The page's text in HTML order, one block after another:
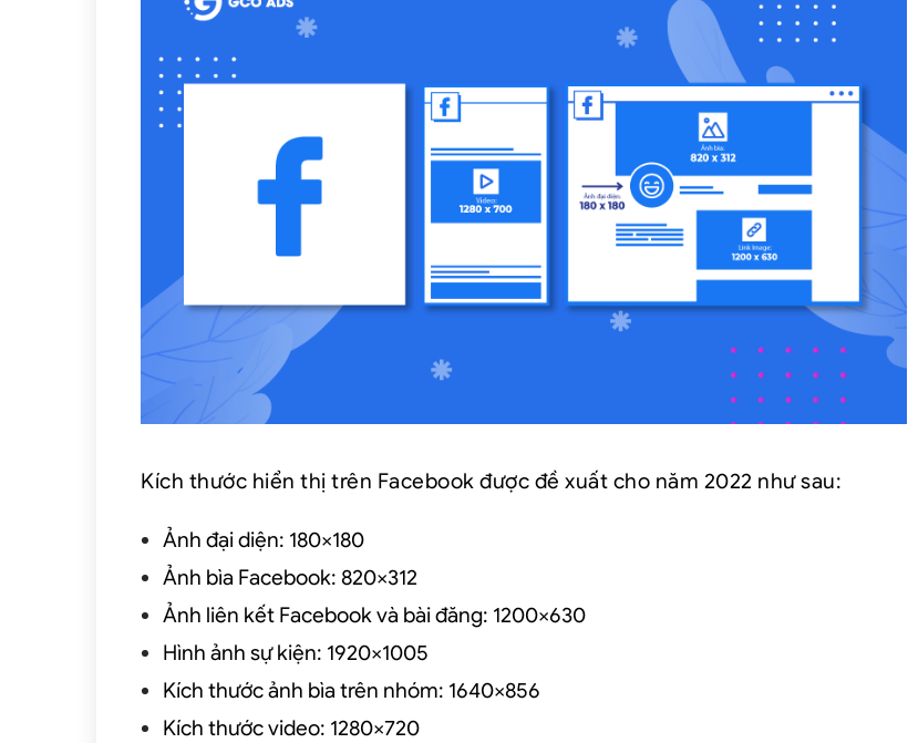
Kích thước hiển thị trên Facebook được đề xuất cho năm 2022 như sau:
Ảnh đại diện: 180×180
Ảnh bìa Facebook: 820×312
Ảnh liên kết Facebook và bài đăng: 1200×630
Hình ảnh sự kiện: 1920×1005
Kích thước ảnh bìa trên nhóm: 1640×856
Kích thước video: 1280×720